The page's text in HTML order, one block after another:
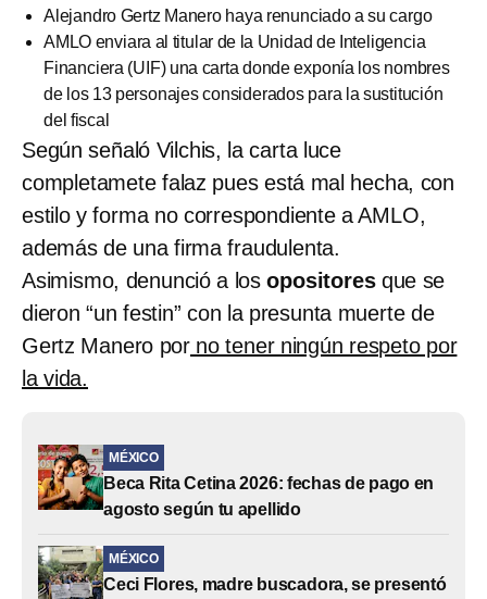
Alejandro Gertz Manero haya renunciado a su cargo
AMLO enviara al titular de la Unidad de Inteligencia
Financiera (UIF) una carta donde exponía los nombres
de los 13 personajes considerados para la sustitución
del fiscal
Según señaló Vilchis, la carta luce
completamete falaz pues está mal hecha, con
estilo y forma no correspondiente a AMLO,
además de una firma fraudulenta.
Asimismo, denunció a losopositores que se
dieron “un festin” con la presunta muerte de
Gertz Manero por no tener ningún respeto por
la vida.
MÉXICO
Beca Rita Cetina 2026: fechas de pago en
agosto según tu apellido
MÉXICO
Ceci Flores, madre buscadora, se presentó